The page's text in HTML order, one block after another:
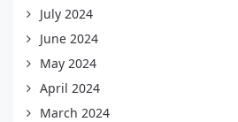
July 2024
June 2024
May 2024
April 2024
March 2024